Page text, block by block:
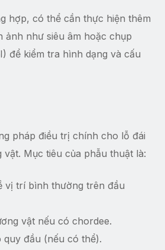
hợp, có thể cần thực hiện thêm
ảnh như siêu âm hoặc chụp
để kiểm tra hình dạng và cấu
pháp điều trị chính cho lỗ đái
vật. Mục tiêu của phẫu thuật là:
vị trí bình thường trên đầu
vật nếu có chordee.
quy đầu (nếu có thể).